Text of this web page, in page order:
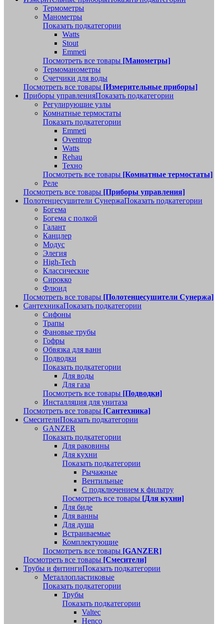
Термометры
Манометры
Показать подкатегории
Watts
Stout
Emmeti
Посмотреть все товары [Манометры]
Термоманометры
Счетчики для воды
Посмотреть все товары [Измерительные приборы]
Приборы управленияПоказать подкатегории
Регулирующие узлы
Комнатные термостаты
Показать подкатегории
Emmeti
Oventrop
Watts
Rehau
Техно
Посмотреть все товары [Комнатные термостаты]
Реле
Посмотреть все товары [Приборы управления]
Полотенцесушители СунержаПоказать подкатегории
Богема
Богема с полкой
Галант
Канцлер
Модус
Элегия
High-Tech
Классические
Сирокко
Флюид
Посмотреть все товары [Полотенцесушители Сунержа]
СантехникаПоказать подкатегории
Сифоны
Трапы
Фановые трубы
Гофры
Обвязка для ванн
Подводки
Показать подкатегории
Для воды
Для газа
Посмотреть все товары [Подводки]
Инсталляция для унитаза
Посмотреть все товары [Сантехника]
СмесителиПоказать подкатегории
GANZER
Показать подкатегории
Для раковины
Для кухни
Показать подкатегории
Рычажные
Вентильные
С подключением к фильтру
Посмотреть все товары [Для кухни]
Для биде
Для ванны
Для душа
Встраиваемые
Комплектующие
Посмотреть все товары [GANZER]
Посмотреть все товары [Смесители]
Трубы и фитингиПоказать подкатегории
Металлопластиковые
Показать подкатегории
Трубы
Показать подкатегории
Valtec
Henco